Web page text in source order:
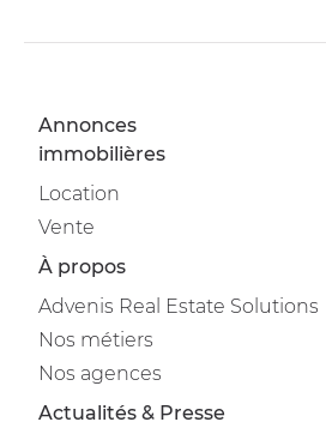
Annonces
immobilières
Location
Vente
À propos
Advenis Real Estate Solutions
Nos métiers
Nos agences
Actualités & Presse